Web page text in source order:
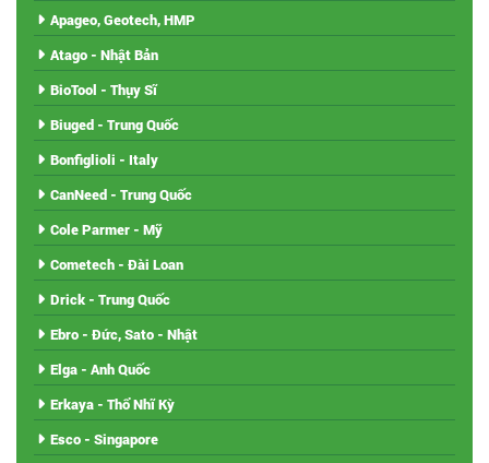
Apageo, Geotech, HMP
Atago - Nhật Bản
BioTool - Thụy Sĩ
Biuged - Trung Quốc
Bonfiglioli - Italy
CanNeed - Trung Quốc
Cole Parmer - Mỹ
Cometech - Đài Loan
Drick - Trung Quốc
Ebro - Đức, Sato - Nhật
Elga - Anh Quốc
Erkaya - Thổ Nhĩ Kỳ
Esco - Singapore